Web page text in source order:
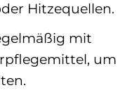
Hitzequellen.
mit
um